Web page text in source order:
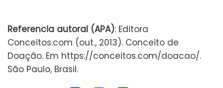
Referencia autoral (APA): Editora
Conceitos.com (out., 2013). Conceito de
Doação. Em https://conceitos.com/doacao/.
São Paulo, Brasil.